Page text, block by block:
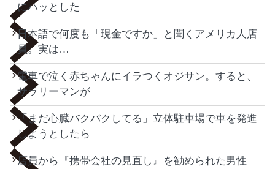
にハッとした
日本語で何度も「現金ですか」と聞くアメリカ人店
員。実は…
電車で泣く赤ちゃんにイラつくオジサン。すると、
サラリーマンが
「まだ心臓バクバクしてる」立体駐車場で車を発進
しようとしたら
店員から『携帯会社の見直し』を勧められた男性